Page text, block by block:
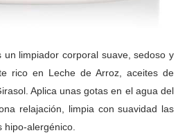
un limpiador corporal suave, sedoso y
rico en Leche de Arroz, aceites de
Aplica unas gotas en el agua del
relajación, limpia con suavidad las
hipo-alergénico.